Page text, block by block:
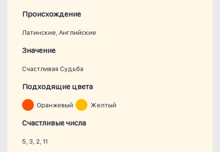
Проиcхождение
Латинские, Английские
Значение
Счастливая Судьба
Подходящие цвета
Оранжевый Желтый
Счастливые числа
5, 3, 2, 11